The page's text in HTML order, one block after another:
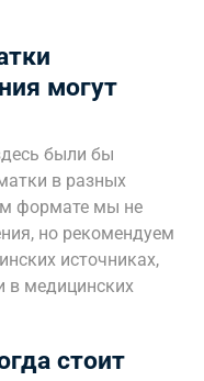
могут
были бы
в разных
формате мы не
но рекомендуем
источниках,
в медицинских
стоит